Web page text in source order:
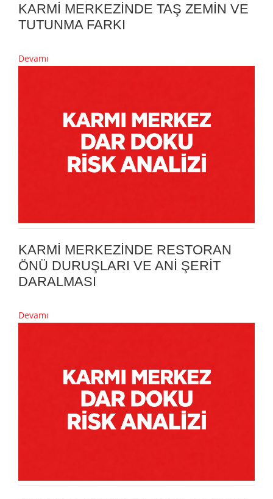
KARMİ MERKEZİNDE TAŞ ZEMİN VE
TUTUNMA FARKI
Devamı
KARMİ MERKEZİNDE RESTORAN
ÖNÜ DURUŞLARI VE ANİ ŞERİT
DARALMASI
Devamı